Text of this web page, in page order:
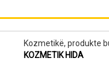
Kozmetikë, produkte
KOZMETIK HIDA